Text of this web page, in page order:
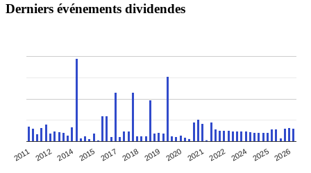
Derniers événements dividendes
2011 2012 2014 2015 2017 2018 2019 2020 2021 2022 2024 2025 2026